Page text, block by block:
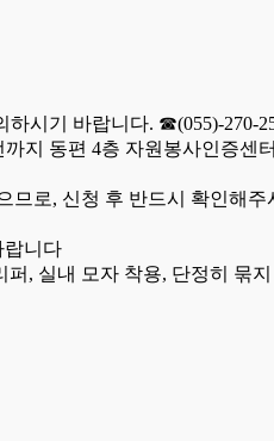
하시기 바랍니다. ☎(055)-270-
까지 동편 4층 자원봉사인증센
므로, 신청 후 반드시 확인해주
랍니다
, 실내 모자 착용, 단정히 묶